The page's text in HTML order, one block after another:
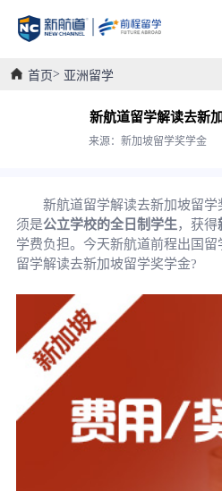
首页 亚洲留学
新航道留学解读去新
来源：新加坡留学奖学金
新航道留学解读去新加坡留学
须是公立学校的全日制学生，获得
学费负担。今天新航道前程出国
留学解读去新加坡留学奖学金?